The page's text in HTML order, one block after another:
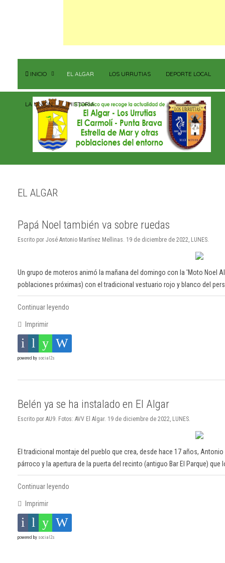
INICIO EL ALGAR LOS URRUTIAS DEPORTE LOCAL
LA UNIÓN HISTORIA
EL ALGAR
Papá Noel también va sobre ruedas
Escrito por José Antonio Martínez Mellinas. 19 de diciembre de 2022, LUNES.
Un grupo de moteros animó la mañana del domingo con la 'Moto Noel
poblaciones próximas) con el tradicional vestuario rojo y blanco del
Continuar leyendo
Imprimir
powered by social2s
Belén ya se ha instalado en El Algar
Escrito por AU9. Fotos: AVV El Algar. 19 de diciembre de 2022, LUNES.
El tradicional montaje del pueblo que crea, desde hace 17 años,
párroco y la apertura de la puerta del recinto (antiguo Bar El Parque)
Continuar leyendo
Imprimir
powered by social2s